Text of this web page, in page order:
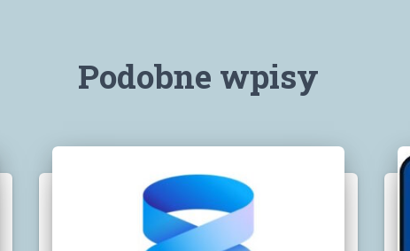
Podobne wpisy